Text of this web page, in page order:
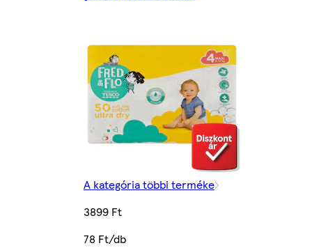
A kategória többi terméke
3899 Ft
78 Ft/db